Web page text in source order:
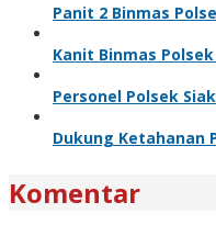
Panit 2 Binmas
Kanit Binmas
Personel Polsek
Dukung Ketahanan
Komentar